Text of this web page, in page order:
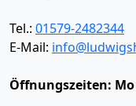
Tel.: 01579-2482344
E-Mail:
Öffnungszeiten: